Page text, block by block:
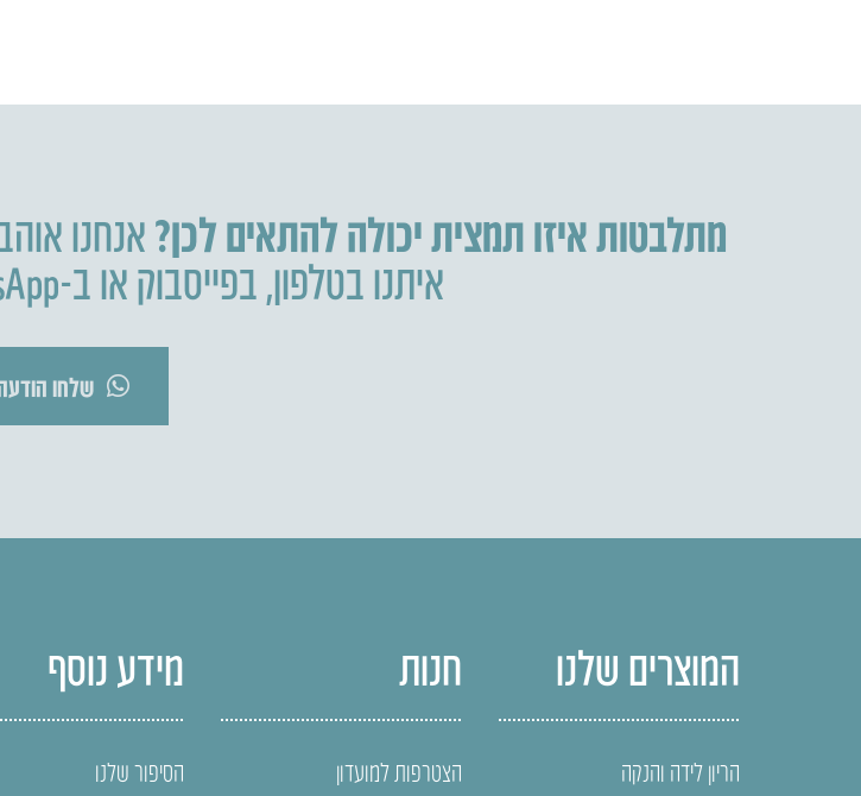
מתלבטות איזו תמצית יכולה להתאים לכן?אנחנו
איתנו בטלפון,בפייסבוק או ב-WhatsApp בשעות הפעילות.
שלחו
המוצרים שלנו
הריון לידה והנקה
חנות
הצטרפות למועדון
מידע נוסף
הסיפור שלנו